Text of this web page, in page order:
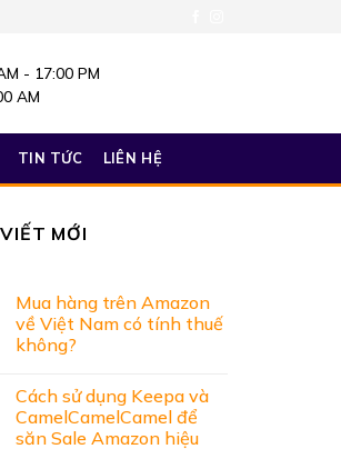
- 17:00 PM
AM
TIN TỨC LIÊN HỆ
MỚI
Mua hàng trên Amazon
về Việt Nam có tính thuế
không?
Cách sử dụng Keepa và
CamelCamelCamel để
săn Sale Amazon hiệu